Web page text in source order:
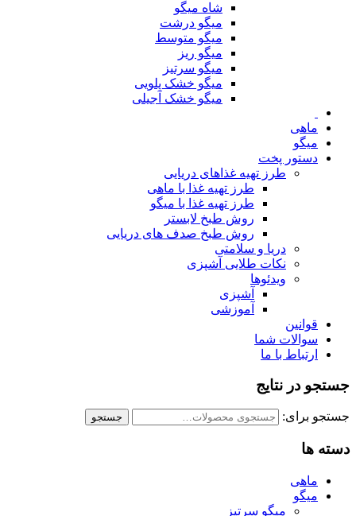
شاه میگو
میگو درشت
میگو متوسط
میگو ریز
میگو سرتیز
میگو خشک پلویی
میگو خشک آجیلی
ماهی
میگو
دستور پخت
طرز تهیه غذاهای دریایی
طرز تهیه غذا با ماهی
طرز تهیه غذا با میگو
روش طبخ لابستر
روش طبخ صدف های دریایی
دریا و سلامتی
نکات طلایی آشپزی
ویدئوها
آشپزی
آموزشی
قوانین
سوالات شما
ارتباط با ما
جستجو در نتایج
جستجو برای: جستجو
دسته ها
ماهی
میگو
میگو سرتیز